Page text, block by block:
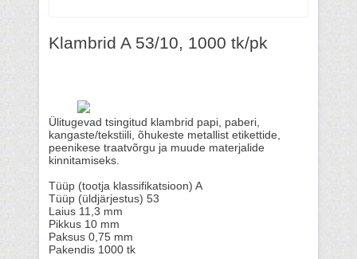
Klambrid A 53/10, 1000 tk/pk
Ülitugevad tsingitud klambrid papi, paberi,
kangaste/tekstiili, õhukeste metallist etikettide,
peenikese traatvõrgu ja muude materjalide
kinnitamiseks.
Tüüp (tootja klassifikatsioon) A
Tüüp (üldjärjestus) 53
Laius 11,3 mm
Pikkus 10 mm
Paksus 0,75 mm
Pakendis 1000 tk